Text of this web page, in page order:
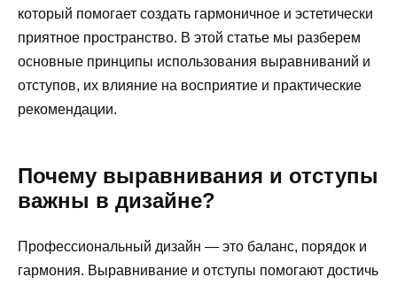
который помогает создать гармоничное и эстетически
приятное пространство. В этой статье мы разберем
основные принципы использования выравниваний и
отступов, их влияние на восприятие и практические
рекомендации.
Почему выравнивания и отступы
важны в дизайне?
Профессиональный дизайн — это баланс, порядок и
гармония. Выравнивание и отступы помогают достичь